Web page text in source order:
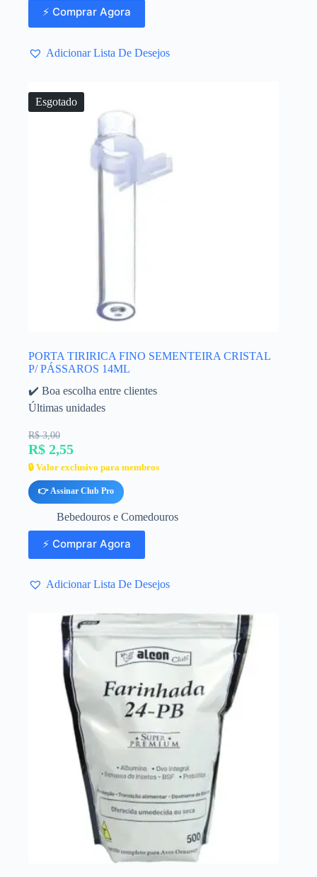
⚡ Comprar Agora
Adicionar Lista De Desejos
Esgotado
PORTA TIRIRICA FINO SEMENTEIRA CRISTAL
P/ PÁSSAROS 14ML
✔️ Boa escolha entre clientes
Últimas unidades
R$ 3,00
R$ 2,55
🔒 Valor exclusivo para membros
👉 Assinar Club Pro
Bebedouros e Comedouros
⚡ Comprar Agora
Adicionar Lista De Desejos